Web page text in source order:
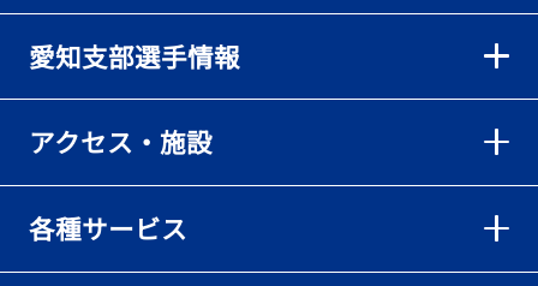
2026年08月02日
【とこなめボート】出足抜群の篠原晟弥だが「叩き変える可能性も
ある」と思案顔
【とこなめボート】準優６枠の西川拓利は「チルトを跳ねる可能性
もあります」
愛知支部選手情報
アクセス・施設
各種サービス